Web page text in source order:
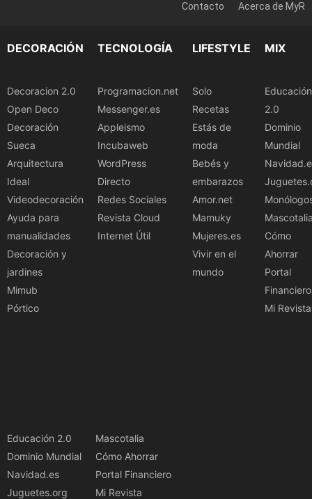
Contacto
Acerca de MyR
DECORACIÓN
Decoracion 2.0
Open Deco
Decoración
Sueca
Arquitectura
Ideal
Videodecoración
Ayuda para
manualidades
Decoración y
jardines
Mimub
Pórtico
TECNOLOGÍA
Programacion.net
Messenger.es
Appleismo
Incubaweb
WordPress
Directo
Redes Sociales
Revista Cloud
Internet Útil
LIFESTYLE
Solo
Recetas
Estás de
moda
Bebés y
embarazos
Amor.net
Mamuky
Mujeres.es
Vivir en el
mundo
MIX
Educación
2.0
Dominio
Mundial
Cómo
Ahorrar
Portal
Financiero
Mi Revista
Educación 2.0
Dominio Mundial
Navidad.es
Juguetes.org
Mascotalia
Cómo Ahorrar
Portal Financiero
Mi Revista